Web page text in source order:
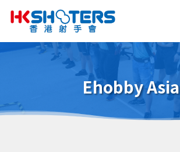
Ehobby Asia